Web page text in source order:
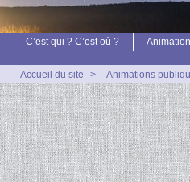
C’est qui ? C’est où ?
Accueil du site > Animations